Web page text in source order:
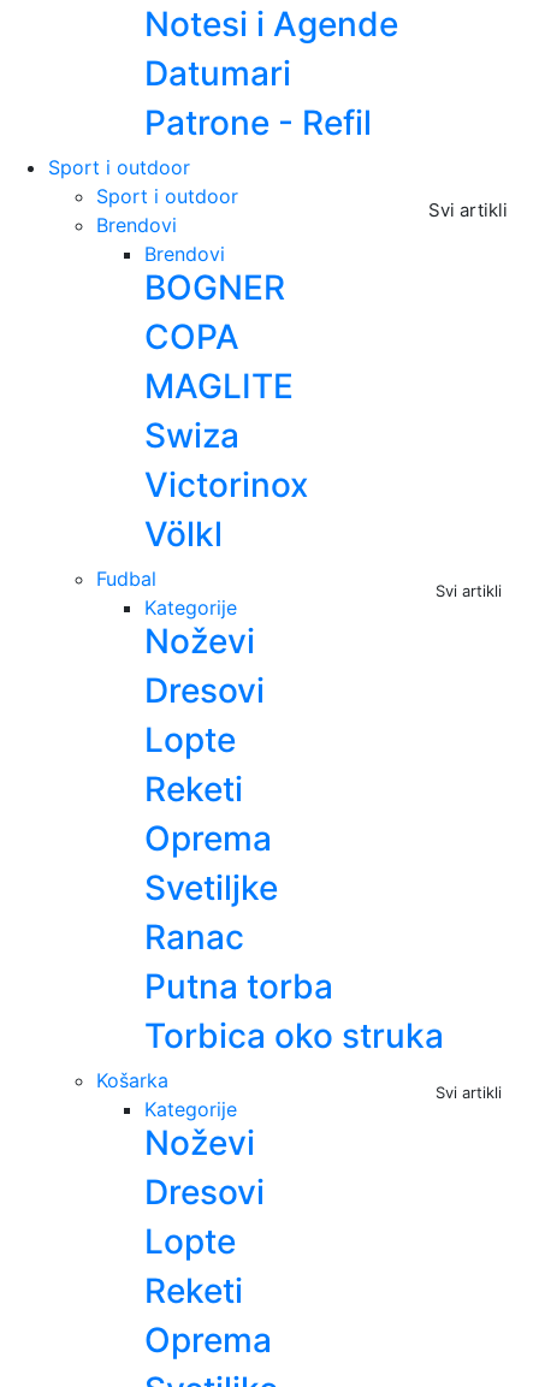
Notesi i Agende
Datumari
Patrone - Refil
Sport i outdoor
Svi artikli
Sport i outdoor
Brendovi
Brendovi
BOGNER
COPA
MAGLITE
Swiza
Victorinox
Völkl
Svi artikli
Fudbal
Kategorije
Noževi
Dresovi
Lopte
Reketi
Oprema
Svetiljke
Ranac
Putna torba
Torbica oko struka
Svi artikli
Košarka
Kategorije
Noževi
Dresovi
Lopte
Reketi
Oprema